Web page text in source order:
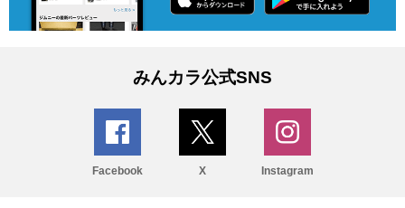
みんカラ公式SNS
Facebook X Instagram